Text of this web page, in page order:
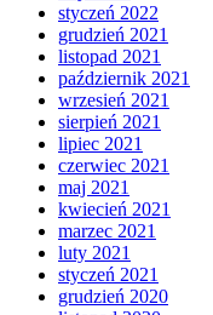
styczeń 2022
grudzień 2021
listopad 2021
październik 2021
wrzesień 2021
sierpień 2021
lipiec 2021
czerwiec 2021
maj 2021
kwiecień 2021
marzec 2021
luty 2021
styczeń 2021
grudzień 2020